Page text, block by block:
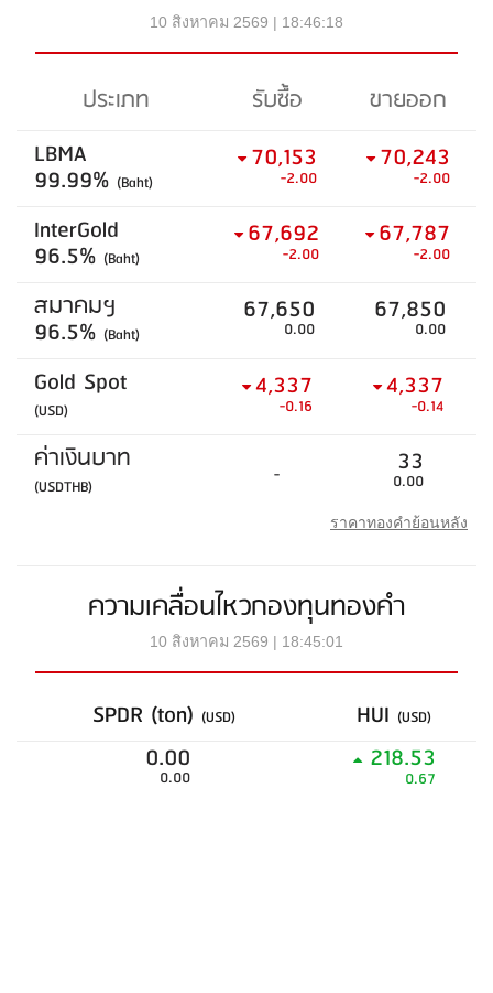
10 สิงหาคม 2569 | 18:46:18
ประเภท รับซื้อ
ขายออก
LBMA
99.99% (Baht)
70,153
-2.00
70,243
-2.00
InterGold
96.5% (Baht)
67,692
-2.00
67,787
-2.00
สมาคมฯ
96.5% (Baht)
67,650
0.00
67,850
0.00
Gold Spot
(USD)
4,337
-0.16
4,337
-0.14
ค่าเงินบาท
(USDTHB) - 33
0.00
ราคาทองคำย้อนหลัง
ความเคลื่อนไหวกองทุนทองคำ
10 สิงหาคม 2569 | 18:45:01
SPDR (ton) (USD) HUI (USD)
0.00
0.00
218.53
0.67